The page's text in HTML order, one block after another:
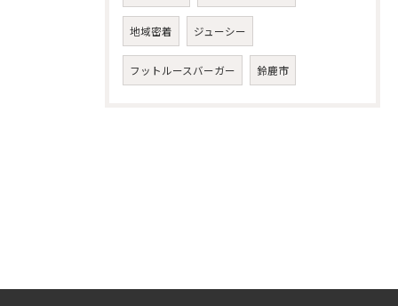
地域密着 ジューシー
フットルースバーガー 鈴鹿市